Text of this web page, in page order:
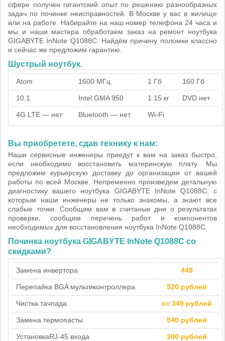
сфере получен гигантский опыт по решению разнообразных
задач по починке неисправностей. В Москве у вас в жилище
или на работе. Набирайте на наш номер телефона 24 часа и
мы и наши мастера обработаем заказ на ремонт ноутбука
GIGABYTE InNote Q1088C. Найдём причину поломки классно
и сейчас же предложим гарантию.
Шустрый ноутбук.
Atom 1600 МГц 1 Гб 160 Гб
10.1 Intel GMA 950 1.15 кг DVD нет
4G LTE — нет Bluetooth — нет Wi-Fi
Вы приобретете, сдав технику к нам:
Наши сервисные инженеры приедут к вам на заказ быстро,
если необходимо восстановить материнскую плату. Мы
предложим курьерскую доставку до организации от вашей
работы по всей Москве. Непременно произведем детальную
диагностику вашего ноутбука GIGABYTE InNote Q1088C, с
которым наши инженеры не только знакомы, а знают все
слабые точки. Сообщим вам в считаные дни о результатах
проверки, сообщим перечень работ и компонентов
необходимых для восстановления ноутбука InNote Q1088C.
Починка ноутбука GIGABYTE InNote Q1088C со
скидками?
Замена инвертора 449
Перепайка BGA мультиконтроллера 520 рублей
Чистка тачпада от 349 рублей
Замена термопасты 540 рублей
УстановкаRJ-45 входа 300 рублей